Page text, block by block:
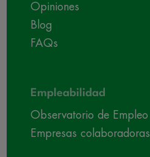
Opiniones
Blog
FAQs
Empleabilidad
Observatorio de Empleo
Empresas colaboradoras